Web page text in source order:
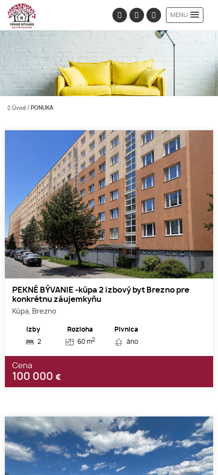
MENU
Úvod / PONUKA
PEKNÉ BÝVANIE -kúpa 2 izbový byt Brezno pre
konkrétnu záujemkyňu
Kúpa, Brezno
Izby
2
Rozloha
60 m2
Pivnica
áno
Cena
100 000 €